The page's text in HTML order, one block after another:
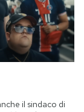
il sindaco di